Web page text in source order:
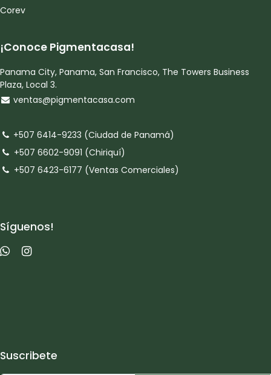
Corev
¡Conoce Pigmentacasa!
Panama City, Panama, San Francisco, The Towers Business
Plaza, Local 3.
ventas@pigmentacasa.com
+507 6414-9233 (Ciudad de Panamá)
+507 6602-9091 (Chiriquí)
+507 6423-6177 (Ventas Comerciales)
Síguenos!
Suscribete